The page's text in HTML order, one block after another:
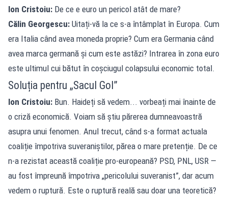
Ion Cristoiu: De ce e euro un pericol atât de mare?
Călin Georgescu: Uitați-vă la ce s-a întâmplat în Europa. Cum
era Italia când avea moneda proprie? Cum era Germania când
avea marca germană și cum este astăzi? Intrarea în zona euro
este ultimul cui bătut în coșciugul colapsului economic total.
Soluția pentru „Sacul Gol”
Ion Cristoiu: Bun. Haideți să vedem... vorbeați mai înainte de
o criză economică. Voiam să știu părerea dumneavoastră
asupra unui fenomen. Anul trecut, când s-a format actuala
coaliție împotriva suveraniștilor, părea o mare pretenție. De ce
n-a rezistat această coaliție pro-europeană? PSD, PNL, USR —
au fost împreună împotriva „pericolului suveranist”, dar acum
vedem o ruptură. Este o ruptură reală sau doar una teoretică?